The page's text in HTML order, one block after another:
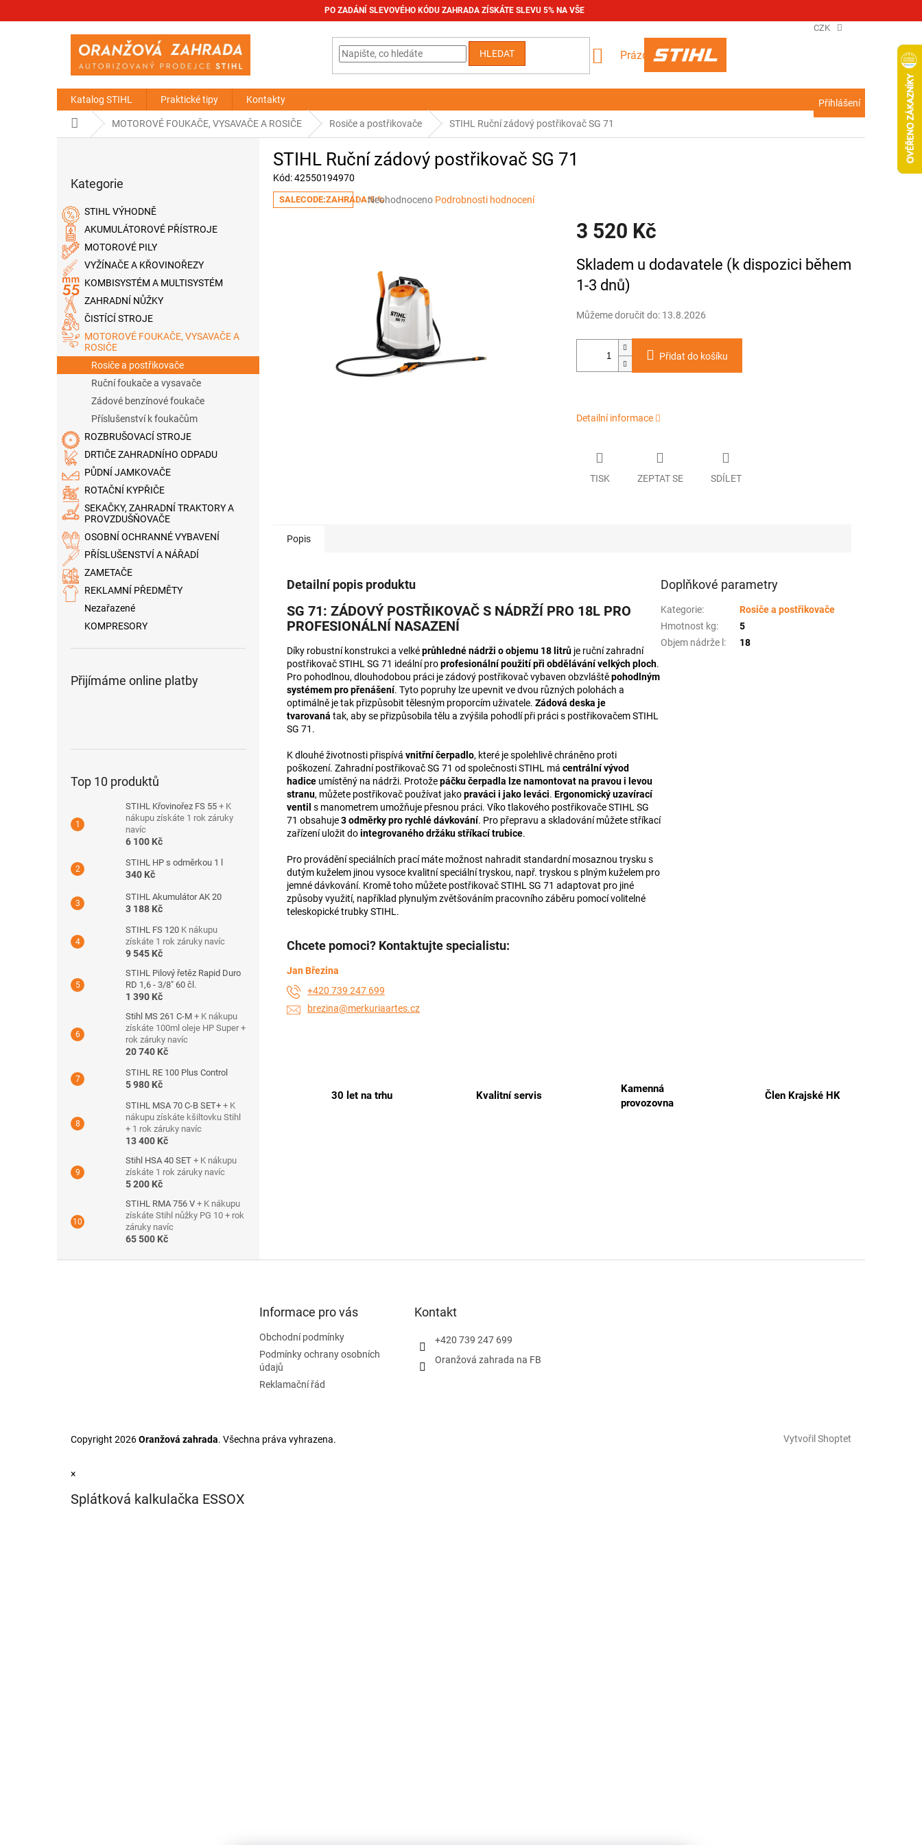
PO ZADÁNÍ SLEVOVÉHO KÓDU ZAHRADA ZÍSKÁTE SLEVU 5% NA VŠE
CZK
Přihlášení
HLEDAT
NÁKUPNÍ
KOŠÍK
Prázdný košík
Katalog STIHL Praktické tipy Kontakty
Domů MOTOROVÉ FOUKAČE, VYSAVAČE A ROSIČE Rosiče a postřikovače STIHL Ruční zádový postřikovač SG 71
a
n
p
a
e
kategorie
Kategorie
STIHL VÝHODNĚ
AKUMULÁTOROVÉ PŘÍSTROJE
MOTOROVÉ PILY
VYŽÍNAČE A KŘOVINOŘEZY
KOMBISYSTÉM A MULTISYSTÉM
ZAHRADNÍ NŮŽKY
ČISTÍCÍ STROJE
MOTOROVÉ FOUKAČE, VYSAVAČE A
ROSIČE
Rosiče a postřikovače
Ruční foukače a vysavače
Zádové benzínové foukače
Příslušenství k foukačům
ROZBRUŠOVACÍ STROJE
DRTIČE ZAHRADNÍHO ODPADU
PŮDNÍ JAMKOVAČE
ROTAČNÍ KYPŘIČE
SEKAČKY, ZAHRADNÍ TRAKTORY A
PROVZDUŠŇOVAČE
OSOBNÍ OCHRANNÉ VYBAVENÍ
PŘÍSLUŠENSTVÍ A NÁŘADÍ
ZAMETAČE
REKLAMNÍ PŘEDMĚTY
Nezařazené
KOMPRESORY
Přijímáme online platby
Top 10 produktů
STIHL Křovinořez FS 55 + K
nákupu získáte 1 rok záruky
navíc
6 100 Kč
STIHL HP s odměrkou 1 l
340 Kč
STIHL Akumulátor AK 20
3 188 Kč
STIHL FS 120 K nákupu
získáte 1 rok záruky navíc
9 545 Kč
STIHL Pilový řetěz Rapid Duro
RD 1,6 - 3/8" 60 čl.
1 390 Kč
Stihl MS 261 C-M + K nákupu
získáte 100ml oleje HP Super +
rok záruky navíc
20 740 Kč
STIHL RE 100 Plus Control
5 980 Kč
STIHL MSA 70 C-B SET+ + K
nákupu získáte kšiltovku Stihl
+ 1 rok záruky navíc
13 400 Kč
Stihl HSA 40 SET + K nákupu
získáte 1 rok záruky navíc
5 200 Kč
STIHL RMA 756 V + K nákupu
získáte Stihl nůžky PG 10 + rok
záruky navíc
65 500 Kč
STIHL Ruční zádový postřikovač SG 71
Kód:42550194970
SALECODE:ZAHRADA:5:%Průměrné
hvězdiček.
Neohodnoceno Podrobnosti hodnocení
3 520 Kč
cena:
Skladem u dodavatele (k dispozici během
1-3 dnů)
Můžeme doručit do: 13.8.2026
Přidat do košíku
Detailní informace
TISK ZEPTAT SE SDÍLET
30 let na trhu Kvalitní servis
Kamenná
provozovna
Člen Krajské HK
Popis
Detailní popis produktu
SG 71: ZÁDOVÝ POSTŘIKOVAČ S NÁDRŽÍ PRO 18L PRO
PROFESIONÁLNÍ NASAZENÍ
Díky robustní konstrukci a velképrůhledné nádrži o objemu 18 litrů je ruční zahradní
postřikovač STIHL SG 71 ideální proprofesionální použití při obdělávání velkých ploch.
Pro pohodlnou, dlouhodobou práci je zádový postřikovač vybaven obzvláštěpohodlným
systémem pro přenášení. Tyto popruhy lze upevnit ve dvou různých polohách a
optimálně je tak přizpůsobit tělesným proporcím uživatele. Zádová deska je
tvarovaná tak, aby se přizpůsobila tělu a zvýšila pohodlí při práci s postřikovačem STIHL
SG 71.
K dlouhé životnosti přispívá vnitřní čerpadlo, které je spolehlivě chráněno proti
poškození. Zahradní postřikovač SG 71 od společnosti STIHL má centrální vývod
hadice umístěný na nádrži. Protožepáčku čerpadla lze namontovat na pravou i levou
stranu, můžete postřikovač používat jakopraváci i jako leváci. Ergonomický uzavírací
ventil s manometrem umožňuje přesnou práci. Víko tlakového postřikovače STIHL SG
71 obsahuje3 odměrky pro rychlé dávkování. Pro přepravu a skladování můžete stříkací
zařízení uložit dointegrovaného držáku stříkací trubice.
Pro provádění speciálních prací máte možnost nahradit standardní mosaznou trysku s
dutým kuželem jinou vysoce kvalitní speciální tryskou, např. tryskou s plným kuželem pro
jemné dávkování. Kromě toho můžete postřikovač STIHL SG 71 adaptovat pro jiné
způsoby využití, například plynulým zvětšováním pracovního záběru pomocí volitelné
teleskopické trubky STIHL.
Chcete pomoci? Kontaktujte specialistu:
Jan Březina
+420 739 247 699
brezina@merkuriaartes.cz
Doplňkové parametry
Kategorie:
Rosiče a postřikovače
Hmotnost kg:
5
Objem nádrže l : 18
Informace pro vás
Obchodní podmínky
Podmínky ochrany osobních
údajů
Reklamační řád
Kontakt
+420 739 247 699
Oranžová zahrada na FB
Vytvořil Shoptet
Copyright 2026Oranžová zahrada. Všechna práva vyhrazena.
×
Splátková kalkulačka ESSOX